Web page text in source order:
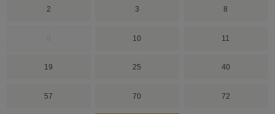
2 3 8
10 11
19 25 40
57 70 72